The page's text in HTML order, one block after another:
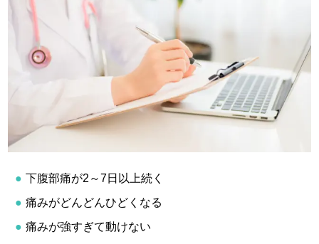
下腹部痛が2～7日以上続く
痛みがどんどんひどくなる
痛みが強すぎて動けない